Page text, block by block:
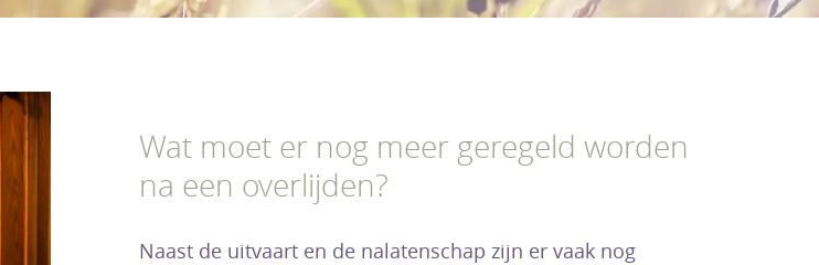
Wat moet er nog meer geregeld worden
na een overlijden?
Naast de uitvaart en de nalatenschap zijn er vaak nog